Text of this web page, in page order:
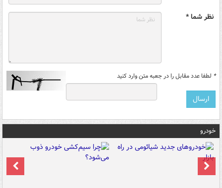
نظر شما *
* لطفا عدد مقابل را در جعبه متن وارد کنید
خودرو